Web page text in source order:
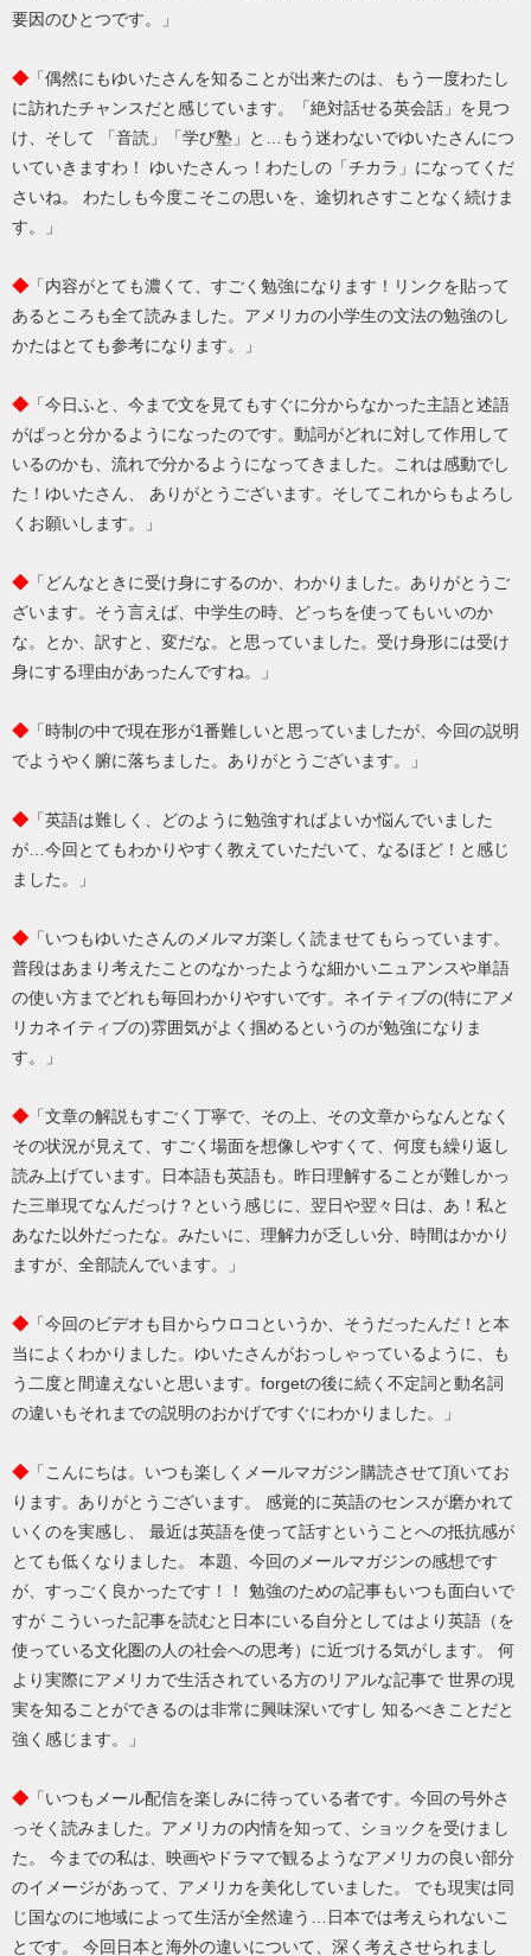
要因のひとつです。」
◆ 「偶然にもゆいたさんを知ることが出来たのは、もう一度わたし
に訪れたチャンスだと感じています。「絶対話せる英会話」を見つ
け、そして 「音読」「学び塾」と…もう迷わないでゆいたさんにつ
いていきますわ！ ゆいたさんっ！わたしの「チカラ」になってくだ
さいね。 わたしも今度こそこの思いを、途切れさすことなく続けま
す。」
◆ 「内容がとても濃くて、すごく勉強になります！リンクを貼って
あるところも全て読みました。アメリカの小学生の文法の勉強のし
かたはとても参考になります。」
◆ 「今日ふと、今まで文を見てもすぐに分からなかった主語と述語
がぱっと分かるようになったのです。動詞がどれに対して作用して
いるのかも、流れで分かるようになってきました。これは感動でし
た！ゆいたさん、 ありがとうございます。そしてこれからもよろし
くお願いします。」
◆ 「どんなときに受け身にするのか、わかりました。ありがとうご
ざいます。そう言えば、中学生の時、どっちを使ってもいいのか
な。とか、訳すと、変だな。と思っていました。受け身形には受け
身にする理由があったんですね。」
◆ 「時制の中で現在形が1番難しいと思っていましたが、今回の説明
でようやく腑に落ちました。ありがとうございます。」
◆ 「英語は難しく、どのように勉強すればよいか悩んでいました
が…今回とてもわかりやすく教えていただいて、なるほど！と感じ
ました。」
◆ 「いつもゆいたさんのメルマガ楽しく読ませてもらっています。
普段はあまり考えたことのなかったような細かいニュアンスや単語
の使い方までどれも毎回わかりやすいです。ネイティブの(特にアメ
リカネイティブの)雰囲気がよく掴めるというのが勉強になりま
す。」
◆ 「文章の解説もすごく丁寧で、その上、その文章からなんとなく
その状況が見えて、すごく場面を想像しやすくて、何度も繰り返し
読み上げています。日本語も英語も。昨日理解することが難しかっ
た三単現てなんだっけ？という感じに、翌日や翌々日は、あ！私と
あなた以外だったな。みたいに、理解力が乏しい分、時間はかかり
ますが、全部読んでいます。」
◆ 「今回のビデオも目からウロコというか、そうだったんだ！と本
当によくわかりました。ゆいたさんがおっしゃっているように、も
う二度と間違えないと思います。forgetの後に続く不定詞と動名詞
の違いもそれまでの説明のおかげですぐにわかりました。」
◆ 「こんにちは。いつも楽しくメールマガジン購読させて頂いてお
ります。ありがとうございます。 感覚的に英語のセンスが磨かれて
いくのを実感し、 最近は英語を使って話すということへの抵抗感が
とても低くなりました。 本題、今回のメールマガジンの感想です
が、すっごく良かったです！！ 勉強のための記事もいつも面白いで
すが こういった記事を読むと日本にいる自分としてはより英語（を
使っている文化圏の人の社会への思考）に近づける気がします。 何
より実際にアメリカで生活されている方のリアルな記事で 世界の現
実を知ることができるのは非常に興味深いですし 知るべきことだと
強く感じます。」
◆ 「いつもメール配信を楽しみに待っている者です。今回の号外さ
っそく読みました。アメリカの内情を知って、ショックを受けまし
た。 今までの私は、映画やドラマで観るようなアメリカの良い部分
のイメージがあって、アメリカを美化していました。 でも現実は同
じ国なのに地域によって生活が全然違う…日本では考えられないこ
とです。 今回日本と海外の違いについて、深く考えさせられまし